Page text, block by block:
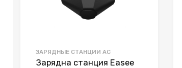
ЗАРЯДНЫЕ СТАНЦИИ AC
Зарядна станция Easee